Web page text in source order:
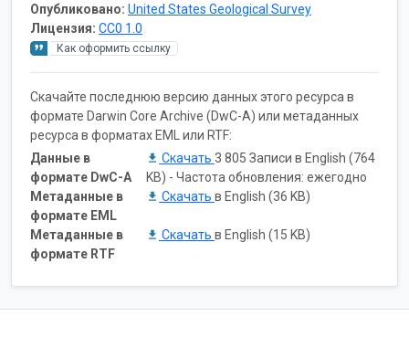
Опубликовано: United States Geological Survey
Лицензия: CC0 1.0
Как оформить ссылку
Скачайте последнюю версию данных этого ресурса в
формате Darwin Core Archive (DwC-A) или метаданных
ресурса в форматах EML или RTF:
Данные в
формате DwC-A
Скачать 3 805 Записи в English (764
KB) - Частота обновления: ежегодно
Метаданные в
формате EML
Скачать в English (36 KB)
Метаданные в
формате RTF
Скачать в English (15 KB)